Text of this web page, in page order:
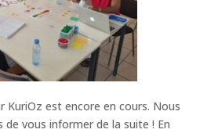
KuriOz est encore en cours. Nous
de vous informer de la suite ! En